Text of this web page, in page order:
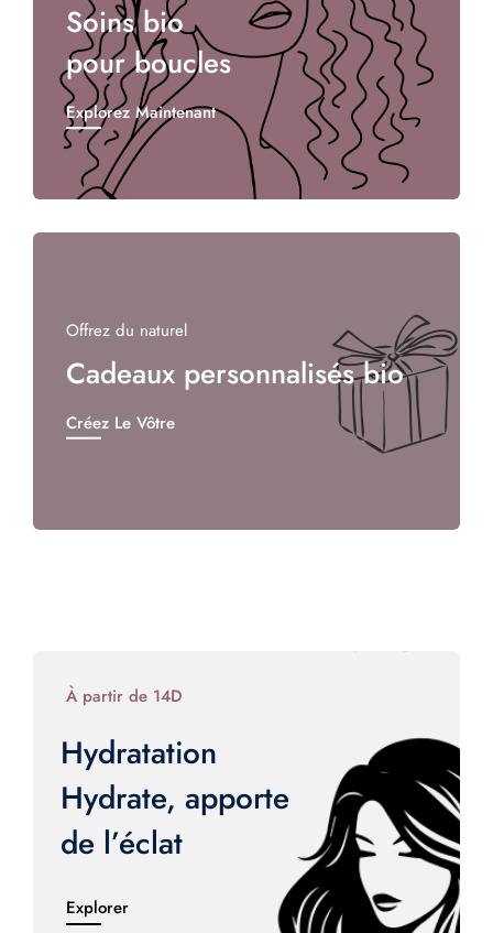
Soins bio
pour boucles
Explorez Maintenant
Offrez du naturel
Cadeaux personnalisés bio
Créez Le Vôtre
À partir de 14D
Hydratation
Hydrate, apporte
de l’éclat
Explorer